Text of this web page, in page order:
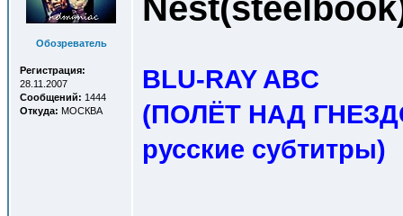
Обозреватель
Регистрация:
28.11.2007
Сообщений: 1444
Откуда: МОСКВА
BLU-RAY ABC
(ПОЛЁТ НАД
русские субтитры)